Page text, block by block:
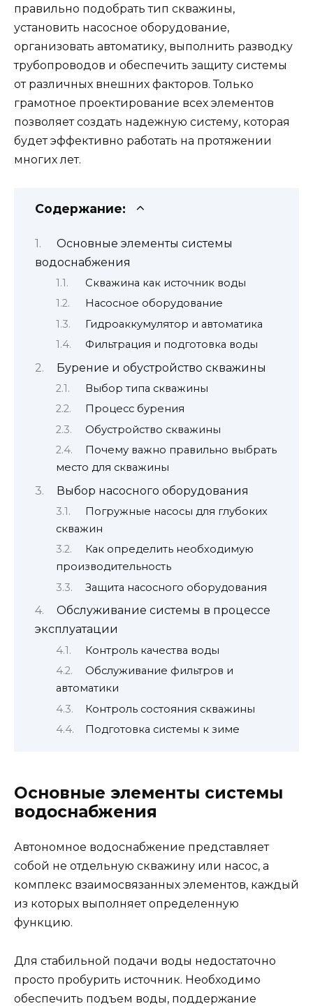
правильно подобрать тип скважины,
установить насосное оборудование,
организовать автоматику, выполнить разводку
трубопроводов и обеспечить защиту системы
от различных внешних факторов. Только
грамотное проектирование всех элементов
позволяет создать надежную систему, которая
будет эффективно работать на протяжении
многих лет.
Содержание:
Основные элементы системы
водоснабжения
Скважина как источник воды
Насосное оборудование
Гидроаккумулятор и автоматика
Фильтрация и подготовка воды
Бурение и обустройство скважины
Выбор типа скважины
Процесс бурения
Обустройство скважины
Почему важно правильно выбрать
место для скважины
Выбор насосного оборудования
Погружные насосы для глубоких
скважин
Как определить необходимую
производительность
Защита насосного оборудования
Обслуживание системы в процессе
эксплуатации
Контроль качества воды
Обслуживание фильтров и
автоматики
Контроль состояния скважины
Подготовка системы к зиме
Основные элементы системы
водоснабжения
Автономное водоснабжение представляет
собой не отдельную скважину или насос, а
комплекс взаимосвязанных элементов, каждый
из которых выполняет определенную
функцию.
Для стабильной подачи воды недостаточно
просто пробурить источник. Необходимо
обеспечить подъем воды, поддержание